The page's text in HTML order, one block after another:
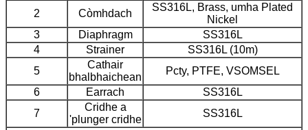
2
Còmhdach
SS316L, Brass, umha Plated
Nickel
3
Diaphragm
SS316L
4
Strainer
SS316L (10m)
5
Cathair
bhalbhaichean
Pcty, PTFE, VSOMSEL
6
Earrach
SS316L
7
Cridhe a
'plunger cridhe
SS316L